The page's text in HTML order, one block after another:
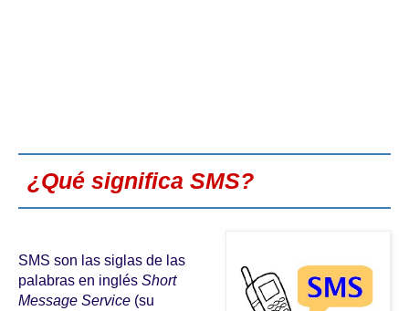
¿Qué significa SMS?
SMS son las siglas de las
palabras en inglés Short
Message Service (su